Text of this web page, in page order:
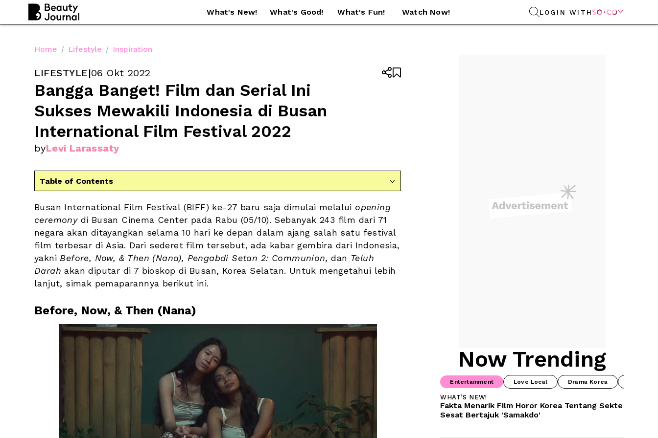
What's New! What's Good! What's Fun! Watch Now! LOGIN WITH 
Home / Lifestyle / Inspiration
LIFESTYLE|06 Okt 2022
Bangga Banget! Film dan Serial Ini
Sukses Mewakili Indonesia di Busan
International Film Festival 2022
byLevi Larassaty


Table of Contents 
Busan International Film Festival (BIFF) ke-27 baru saja dimulai melalui opening
ceremony di Busan Cinema Center pada Rabu (05/10). Sebanyak 243 film dari 71
negara akan ditayangkan selama 10 hari ke depan dalam ajang salah satu festival
film terbesar di Asia. Dari sederet film tersebut, ada kabar gembira dari Indonesia,
yakni Before, Now, & Then (Nana), Pengabdi Setan 2: Communion, dan Teluh
Darah akan diputar di 7 bioskop di Busan, Korea Selatan. Untuk mengetahui lebih
lanjut, simak pemaparannya berikut ini.
Before, Now, & Then (Nana)
Now Trending
Entertainment Love Local Drama Korea
WHAT’S NEW!
Fakta Menarik Film Horor Korea Tentang Sekte
Sesat Bertajuk 'Samakdo'